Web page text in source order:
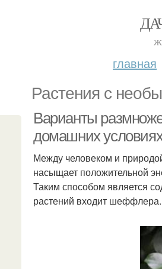
главная
Растения с
Варианты
домашних
Между человеком и
насыщает положительной
Таким способом является
растений входит шеффлера.